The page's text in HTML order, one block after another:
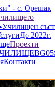
Училищен
До 2022г.
Проекти
Контакти